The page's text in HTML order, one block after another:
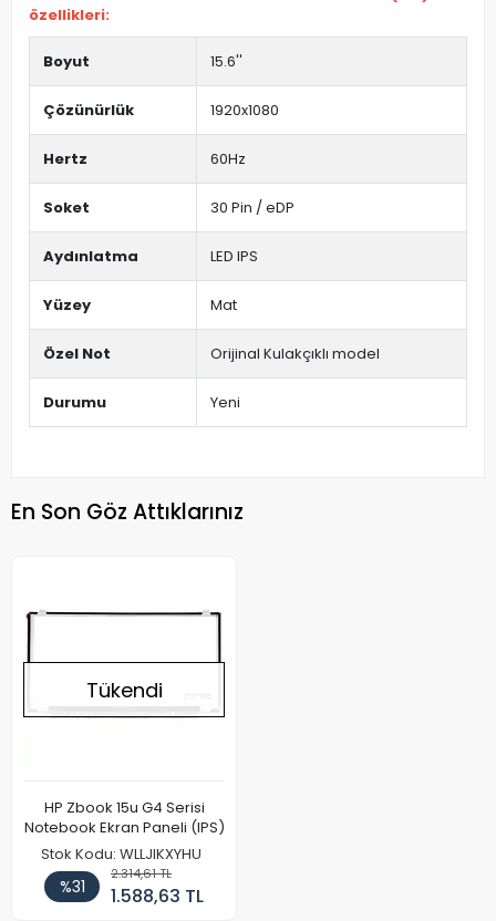
özellikleri:
Boyut 15.6''
Çözünürlük 1920x1080
Hertz 60Hz
Soket 30 Pin / eDP
Aydınlatma LED IPS
Yüzey Mat
Özel Not Orijinal Kulakçıklı model
Durumu Yeni
En Son Göz Attıklarınız
Tükendi
HP Zbook 15u G4 Serisi
Notebook Ekran Paneli (IPS)
Stok Kodu: WLLJIKXYHU
%31
2.314,61 TL
1.588,63 TL